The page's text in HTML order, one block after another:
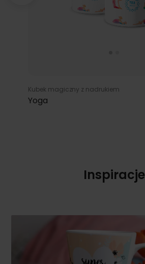
Kubek magiczny z nadrukiem
Yoga
Inspiracje